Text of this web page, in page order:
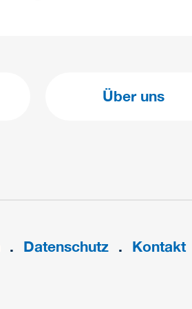
Über uns
Datenschutz Kontakt